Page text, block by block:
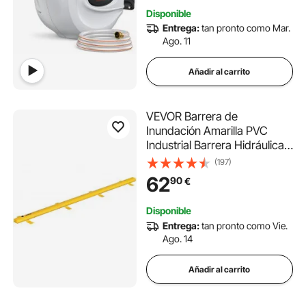
Disponible
Entrega:tan pronto como Mar.
Ago. 11
Añadir al carrito
VEVOR Barrera de
Inundación Amarilla PVC
Industrial Barrera Hidráulica
290 L de Capacidad de
Agua Barrera de Protección
contra Inundaciones 7,32
Garaje, Carreteras, Presas
(197)
6290€
Disponible
Entrega:tan pronto como Vie.
Ago. 14
Añadir al carrito